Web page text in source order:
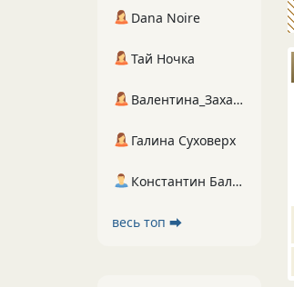
Dana Noire
Тай Ночка
Валентина_Захарова
Галина Суховерх
Константин Балухта
весь топ ⮕